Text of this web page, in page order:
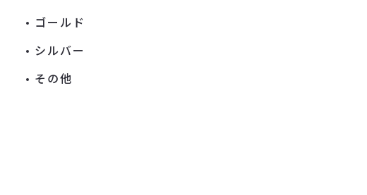
ゴールド
シルバー
その他